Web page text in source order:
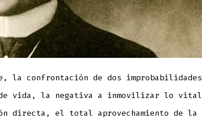
la confrontación de dos improbabilidades
de vida, la negativa a inmovilizar lo vital
directa, el total aprovechamiento de la